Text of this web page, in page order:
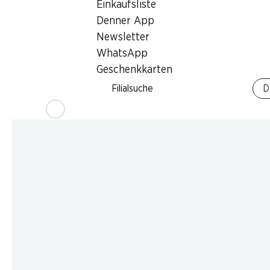
Einkaufsliste
Denner App
Newsletter
WhatsApp
Geschenkkarten
Filialsuche